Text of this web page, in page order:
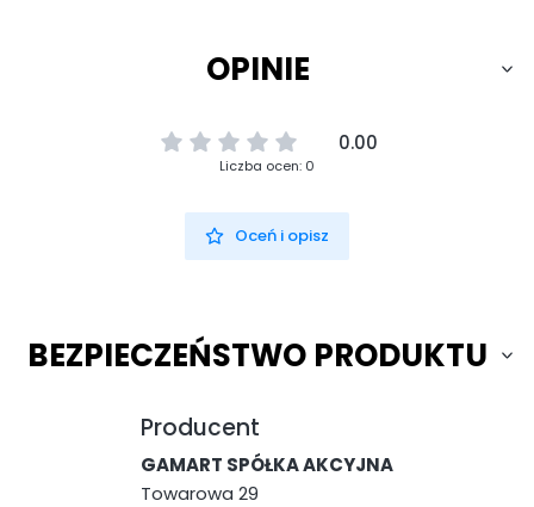
OPINIE
0.00
Liczba ocen: 0
Oceń i opisz
BEZPIECZEŃSTWO PRODUKTU
Producent
GAMART SPÓŁKA AKCYJNA
Towarowa 29